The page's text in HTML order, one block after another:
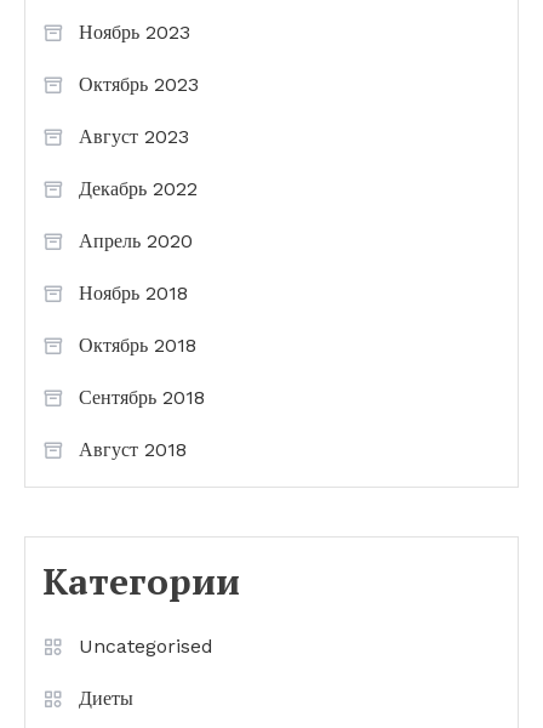
Ноябрь 2023
Октябрь 2023
Август 2023
Декабрь 2022
Апрель 2020
Ноябрь 2018
Октябрь 2018
Сентябрь 2018
Август 2018
Категории
Uncategorised
Диеты